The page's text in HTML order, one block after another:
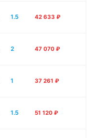
1.5 42 633 ₽
2 47 070 ₽
1 37 261 ₽
1.5 51 120 ₽